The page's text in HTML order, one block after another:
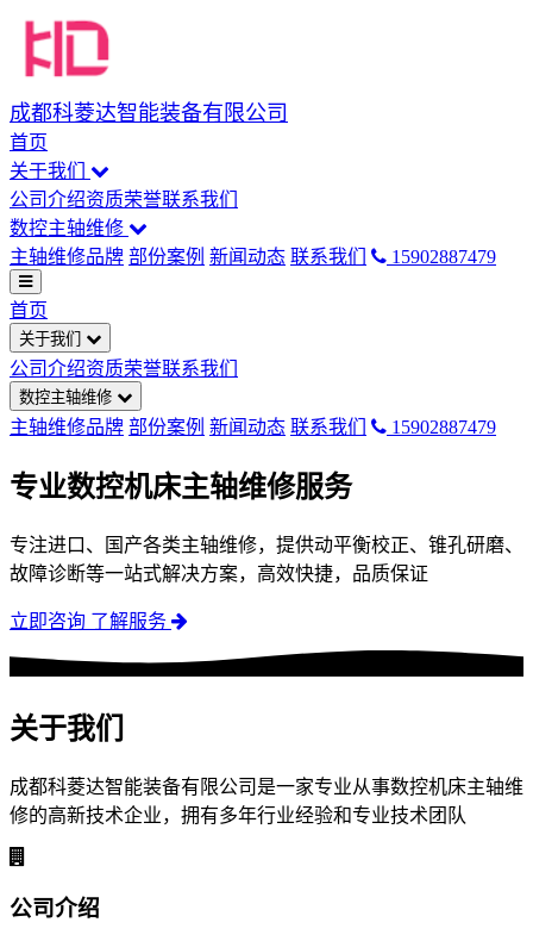
成都科菱达智能装备有限公司
首页
关于我们
公司介绍资质荣誉联系我们
数控主轴维修
主轴维修品牌 部份案例 新闻动态 联系我们 15902887479
首页
关于我们
公司介绍资质荣誉联系我们
数控主轴维修
主轴维修品牌 部份案例 新闻动态 联系我们 15902887479
专业数控机床主轴维修服务
专注进口、国产各类主轴维修，提供动平衡校正、锥孔研磨、
故障诊断等一站式解决方案，高效快捷，品质保证
立即咨询 了解服务
关于我们
成都科菱达智能装备有限公司是一家专业从事数控机床主轴维
修的高新技术企业，拥有多年行业经验和专业技术团队
公司介绍